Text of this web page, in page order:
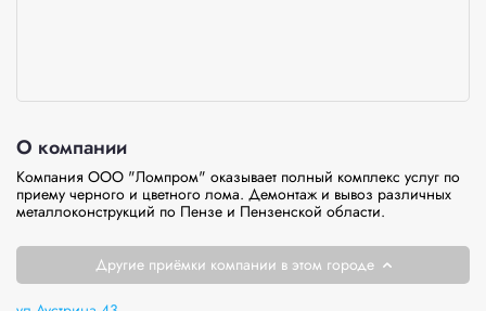
О компании
Компания ООО "Ломпром" оказывает полный комплекс услуг по
приему черного и цветного лома. Демонтаж и вывоз различных
Другие приёмки компании в этом городе